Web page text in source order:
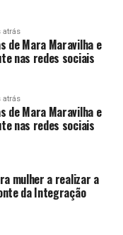
atrás
de Mara Maravilha e
nas redes sociais
atrás
de Mara Maravilha e
nas redes sociais
mulher a realizar a
da Integração